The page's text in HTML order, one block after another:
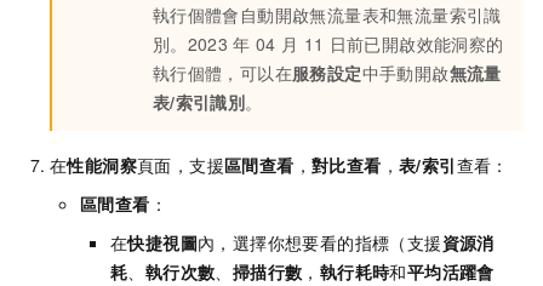
執行個體會自動開啟無流量表和無流量索引識
別。2023 年 04 月 11 日前已開啟效能洞察的
執行個體，可以在服務設定中手動開啟無流量
表/索引識別。
在性能洞察頁面，支援區間查看 ，對比查看 ，表/索引查看：
區間查看 ：
在快捷視圖內，選擇你想要看的指標（支援資源消
耗
執行次數 掃描行數 ， 執行耗時和平均活躍會